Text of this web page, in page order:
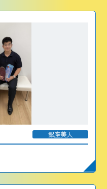
銀座美人